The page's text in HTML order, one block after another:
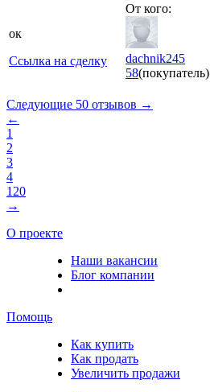
ок
Ссылка на сделку
От кого:
dachnik245
58(покупатель)
Следующие 50 отзывов →
←
1
2
3
4
120
→
О проекте
Наши вакансии
Блог компании
Помощь
Как купить
Как продать
Увеличить продажи